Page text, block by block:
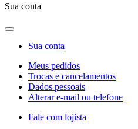
Sua conta
Sua conta
Meus pedidos
Trocas e cancelamentos
Dados pessoais
Alterar e-mail ou telefone
Fale com lojista